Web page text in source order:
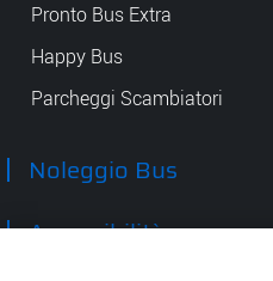
Pronto Bus Extra
Happy Bus
Parcheggi Scambiatori
Noleggio Bus
Accessibilità